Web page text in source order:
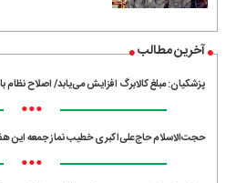
آخرین مطالب
پزشکیان: مبلغ کالابرگ افزایش می‌یابد/ اصلاح نظام
•••
حجت‌الاسلام حاج‌علی‌اکبری خطیب نماز جمعه این
•••